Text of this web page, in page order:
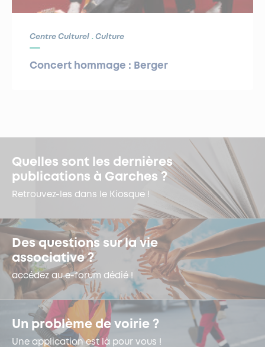
Centre Culturel Culture
Concert hommage : Berger
Quelles sont les dernières
publications à Garches ?
Retrouvez-les dans le Kiosque !
Des questions sur la vie
associative ?
accédez au e-forum dédié !
Un problème de voirie ?
Une application est là pour vous !